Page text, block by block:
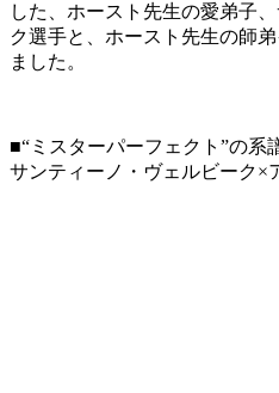
した、ホースト先生の愛弟子
ク選手と、ホースト先生の師
ました。
■“ミスターパーフェクト”の系
サンティーノ・ヴェルビーク×